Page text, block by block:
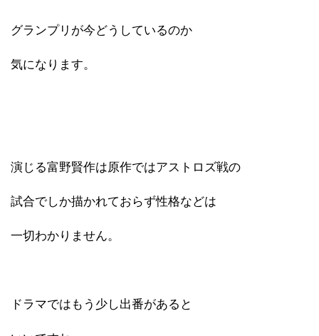
グランプリが今どうしているのか
気になります。
演じる富野賢作は原作ではアストロズ戦の
試合でしか描かれておらず性格などは
一切わかりません。
ドラマではもう少し出番があると